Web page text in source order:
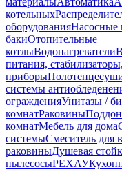
котельных
оборудованияНасосные
бакиОтопительные
котлыВодонагреватели
питания,
приборы
системы
огражденияУнитазы /
комнатРаковины
комнатМебель для дома
системыСмеситель для
раковиныДушевая
пылесосыРЕХАУ